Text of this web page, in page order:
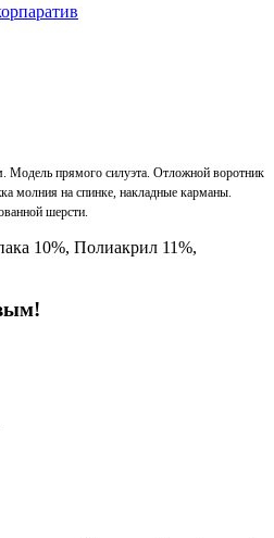
Модель прямого силуэта. Отложной воротник
молния на спинке, накладные карманы.
шерсти.
10%, Полиакрил 11%,